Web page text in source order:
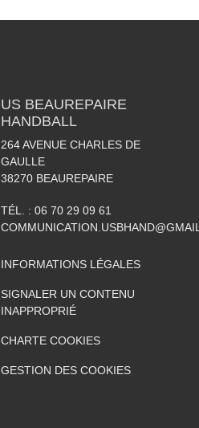
US BEAUREPAIRE
HANDBALL
264 AVENUE CHARLES DE
GAULLE
38270 BEAUREPAIRE
TÉL. : 06 70 29 09 61
INFORMATIONS LÉGALES
SIGNALER UN CONTENU
INAPPROPRIÉ
CHARTE COOKIES
GESTION DES COOKIES